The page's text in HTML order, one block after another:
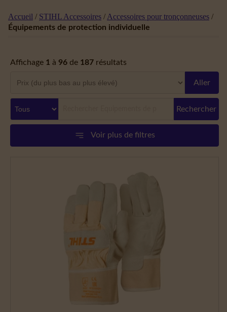
Accueil / STIHL Accessoires / Accessoires pour tronçonneuses /
Équipements de protection individuelle
Affichage 1 à 96 de 187 résultats
Aller
Rechercher
Voir plus de filtres